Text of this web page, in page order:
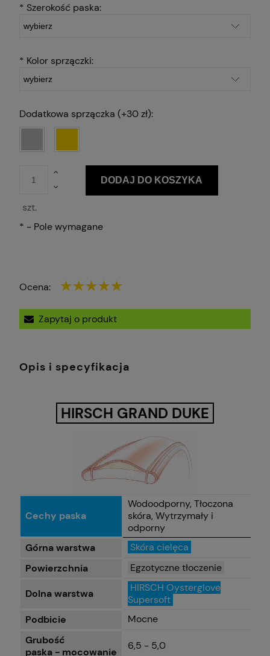
* Szerokość paska:
* Kolor sprzączki:
Dodatkowa sprzączka (+30 zł):
szt.
DODAJ DO KOSZYKA
* - Pole wymagane
Ocena:
Zapytaj o produkt
Opis i specyfikacja
HIRSCH GRAND DUKE
Cechy paska
Wodoodporny, Tłoczona
skóra, Wytrzymały i
odporny
Górna warstwa
Skóra cielęca
Powierzchnia
Egzotyczne tłoczenie
Dolna warstwa
HIRSCH Oysterglove
Supersoft
Podbicie
Mocne
Grubość
paska - mocowanie
6,5 - 5,0